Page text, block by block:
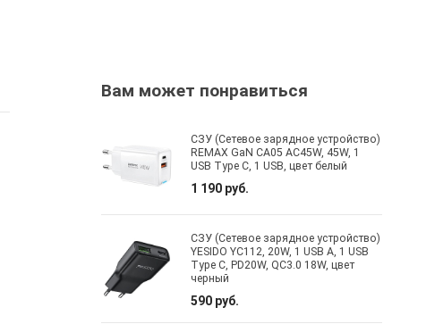
Вам может понравиться
СЗУ (Сетевое зарядное устройство)
REMAX GaN CA05 AC45W, 45W, 1
USB Type C, 1 USB, цвет белый
1 190 руб.
СЗУ (Сетевое зарядное устройство)
YESIDO YC112, 20W, 1 USB A, 1 USB
Type C, PD20W, QC3.0 18W, цвет
черный
590 руб.